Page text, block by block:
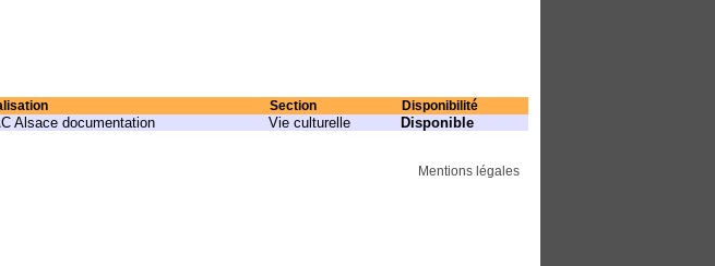
Section Disponibilité
Alsace documentation Vie culturelle Disponible
Mentions légales